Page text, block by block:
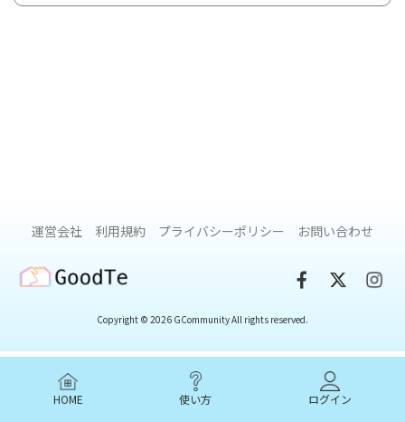
HOME 使い方 ログイン
運営会社 利用規約 プライバシーポリシー お問い合わせ
GoodTe
Copyright © 2026 GCommunity All rights reserved.